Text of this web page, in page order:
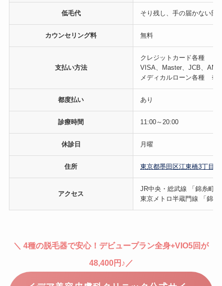
低毛代 そり残し、手の届かない部
カウンセリング料 無料
支払い方法
クレジットカード各種
VISA、Master、JCB、
メディカルローン各種 ※2
都度払い あり
診療時間 11:00～20:00
休診日 月曜
住所 東京都墨田区江東橋3丁目
アクセス
JR中央・総武線 「錦糸町
東京メトロ半蔵門線 「錦
＼ 4種の脱毛器で安心！デビュープラン全身+VIO5回が
48,400円♪／